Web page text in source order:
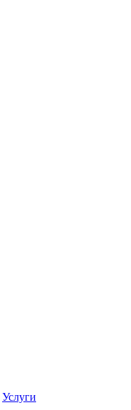
Услуги